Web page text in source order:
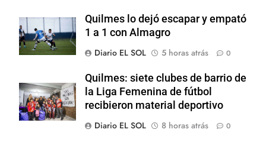
Quilmes lo dejó escapar y empató
1 a 1 con Almagro
Diario EL SOL
5 horas atrás 0
Quilmes: siete clubes de barrio de
la Liga Femenina de fútbol
recibieron material deportivo
Diario EL SOL
8 horas atrás 0